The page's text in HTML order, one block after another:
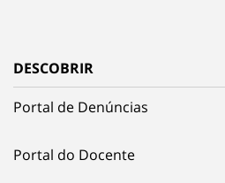
DESCOBRIR
Portal de Denúncias
Portal do Docente